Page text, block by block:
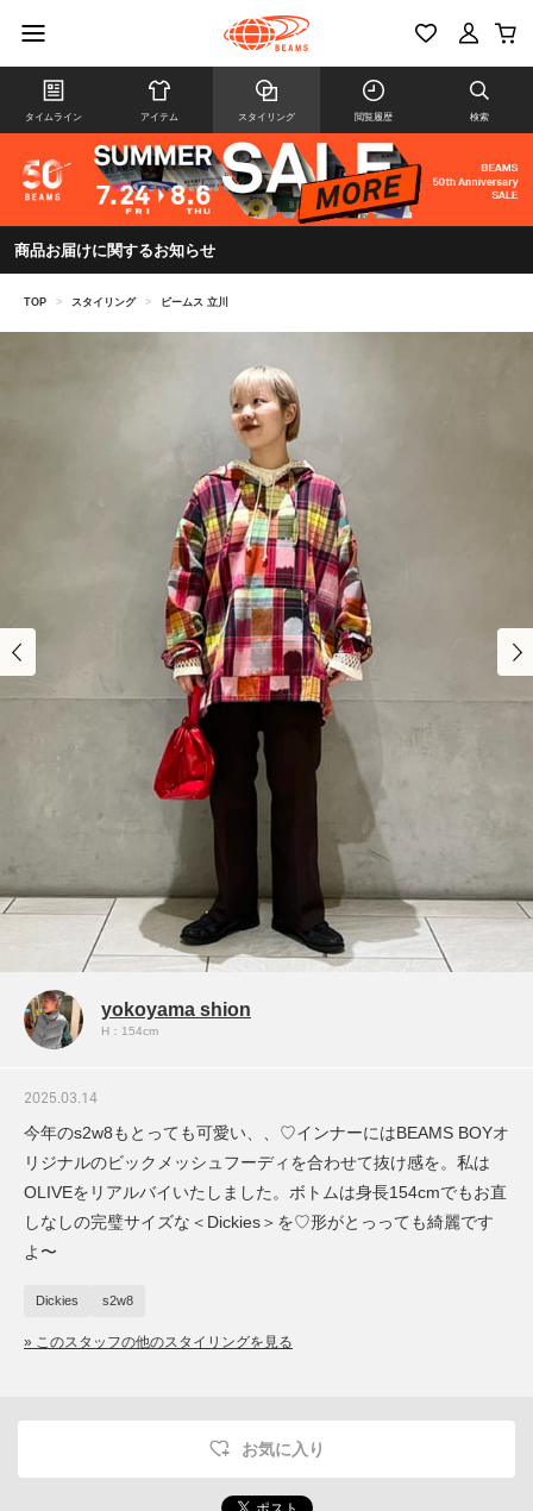
タイムライン アイテム スタイリング 閲覧履歴 検索
商品お届けに関するお知らせ
TOP > スタイリング > ビームス 立川
yokoyama shion
H：154cm
2025.03.14
今年のs2w8もとっても可愛い、、♡インナーにはBEAMS BOYオ
リジナルのビックメッシュフーディを合わせて抜け感を。私は
OLIVEをリアルバイいたしました。ボトムは身長154cmでもお直
しなしの完璧サイズな＜Dickies＞を♡形がとっっても綺麗です
よ〜
Dickies s2w8
» このスタッフの他のスタイリングを見る
お気に入り